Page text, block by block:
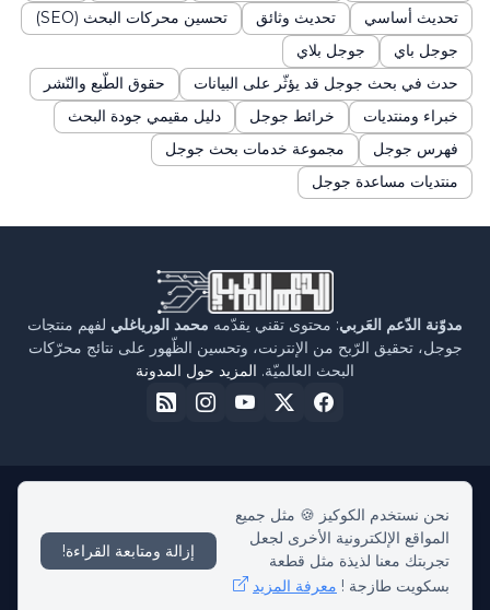
تحديث أساسي
تحديث وثائق
تحسين محركات البحث (SEO)
جوجل باي
جوجل بلاي
حدث في بحث جوجل قد يؤثّر على البيانات
حقوق الطّبع والنّشر
خبراء ومنتديات
خرائط جوجل
دليل مقيمي جودة البحث
فهرس جوجل
مجموعة خدمات بحث جوجل
منتديات مساعدة جوجل
مدوّنة الدّعم العَربي: محتوى تقني يقدّمه محمد الورياغلي لفهم منتجات
جوجل، تحقيق الرّبح من الإنترنت، وتحسين الظّهور على نتائج محرّكات
البحث العالميّة. المزيد حول المدونة
بكل حبّ -Medelinor - MA
الرئيسيةحول مدوّنة الدّعم العربيسياسة الخصوصية
اتّصل بنا
نحن نستخدم الكوكيز 🍪 مثل جميع
المواقع الإلكترونية الأخرى لجعل
تجربتك معنا لذيذة مثل قطعة
بسكويت طازجة ! معرفة المزيد
إزالة ومتابعة القراءة!